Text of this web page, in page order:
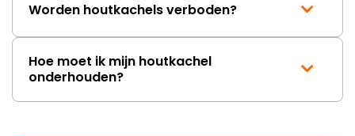
Worden houtkachels verboden?
Hoe moet ik mijn houtkachel
onderhouden?